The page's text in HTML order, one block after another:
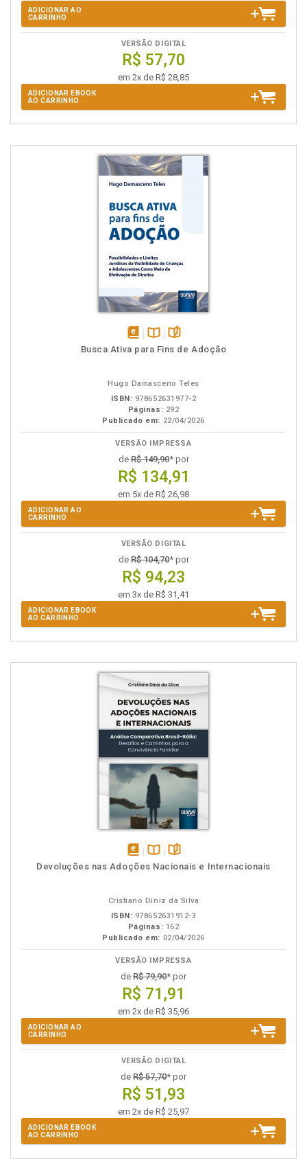
ADICIONAR AO
CARRINHO
VERSÃO DIGITAL
R$ 57,70
em 2x de R$ 28,85
ADICIONAR EBOOK
AO CARRINHO
disponível
Disponível
páginas
Busca Ativa para Fins de Adoção
Hugo Damasceno Teles
ISBN: 978652631977-2
Páginas: 292
Publicado em: 22/04/2026
VERSÃO IMPRESSA
deR$ 149,90* por
R$ 134,91
em 5x de R$ 26,98
ADICIONAR AO
CARRINHO
VERSÃO DIGITAL
deR$ 104,70* por
R$ 94,23
em 3x de R$ 31,41
ADICIONAR EBOOK
AO CARRINHO
disponívelDisponível
páginas
Devoluções nas Adoções Nacionais e Internacionais
Cristiano Diniz da Silva
ISBN: 978652631912-3
Páginas: 162
Publicado em: 02/04/2026
VERSÃO IMPRESSA
de R$ 79,90* por
R$ 71,91
em 2x de R$ 35,96
ADICIONAR AO
CARRINHO
VERSÃO DIGITAL
de R$ 57,70* por
R$ 51,93
em 2x de R$ 25,97
ADICIONAR EBOOK
AO CARRINHO